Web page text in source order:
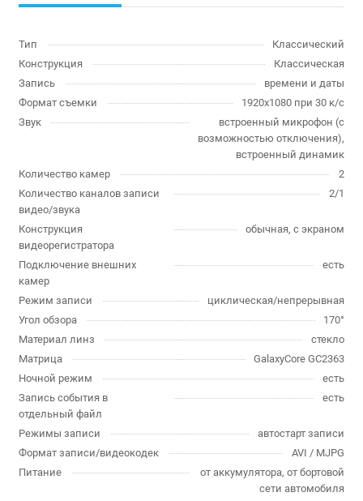
Тип
Классический
Конструкция
Классическая
Запись
времени и даты
Формат съемки
1920x1080 при 30 к/с
Звук
встроенный микрофон (с
возможностью отключения),
встроенный динамик
Количество камер
2
Количество каналов записи
видео/звука
2/1
Конструкция
видеорегистратора
обычная, с экраном
Подключение внешних
камер
есть
Режим записи
циклическая/непрерывная
Угол обзора
170°
Материал линз
стекло
Матрица
GalaxyCore GC2363
Ночной режим
есть
Запись события в
отдельный файл
есть
Режимы записи
автостарт записи
Формат записи/видеокодек
AVI / MJPG
Питание
от аккумулятора, от бортовой
сети автомобиля